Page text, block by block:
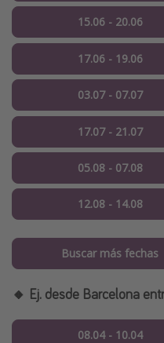
15.06 - 20.06
17.06 - 19.06
03.07 - 07.07
17.07 - 21.07
05.08 - 07.08
12.08 - 14.08
Buscar más fechas
🔸 Ej. desde Barcelona
08.04 - 10.04